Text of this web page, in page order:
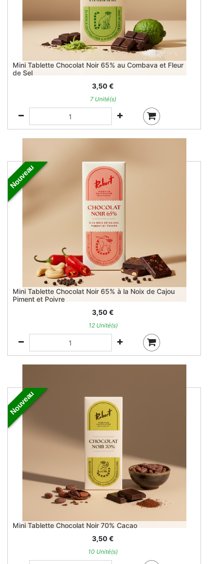
Mini Tablette Chocolat Noir 65% au Combava et Fleur
de Sel
3,50 €
7 Unité(s)
Nouveau
Mini Tablette Chocolat Noir 65% à la Noix de Cajou
Piment et Poivre
3,50 €
12 Unité(s)
Nouveau
Mini Tablette Chocolat Noir 70% Cacao
3,50 €
10 Unité(s)